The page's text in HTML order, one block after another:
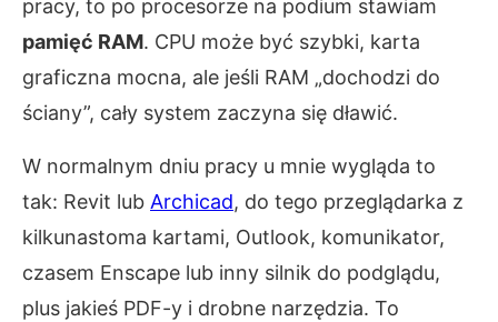
pracy, to po procesorze na podium stawiam
pamięć RAM. CPU może być szybki, karta
graficzna mocna, ale jeśli RAM „dochodzi do
ściany”, cały system zaczyna się dławić.
W normalnym dniu pracy u mnie wygląda to
tak: Revit lub Archicad, do tego przeglądarka z
kilkunastoma kartami, Outlook, komunikator,
czasem Enscape lub inny silnik do podglądu,
plus jakieś PDF-y i drobne narzędzia. To